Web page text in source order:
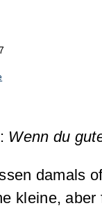
Wenn du
damals
kleine,